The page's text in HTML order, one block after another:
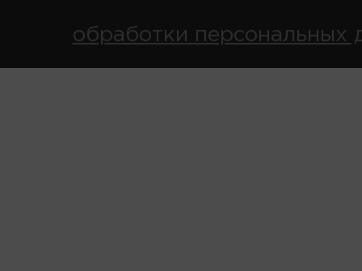
обработки персональных